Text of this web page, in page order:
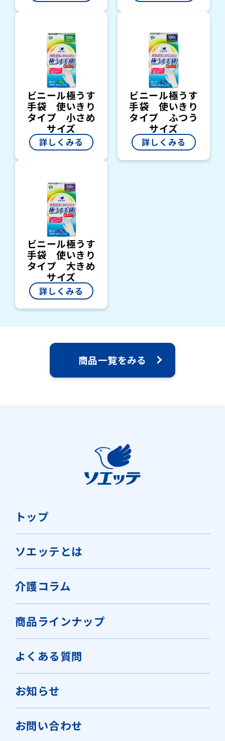
ビニール極うす
手袋 使いきり
タイプ 小さめ
サイズ
詳しくみる
ビニール極うす
手袋 使いきり
タイプ ふつう
サイズ
詳しくみる
ビニール極うす
手袋 使いきり
タイプ 大きめ
サイズ
詳しくみる
商品一覧をみる
トップ
ソエッテとは
介護コラム
商品ラインナップ
よくある質問
お知らせ
お問い合わせ